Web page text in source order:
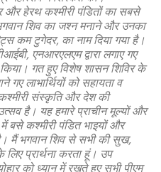
और हेरथ कश्मीरी पंडितों का सबसे
शिव का जश्न मनाने और उनका
कम टुगेदर, का नाम दिया गया है।
एनआरएलएम द्वारा लगाए गए
किया। गत हुए विशेष शासन शिविर के
गए लाभार्थियों को सहायता व
संस्कृति और देश की
है। यह हमारे प्राचीन मूल्यों और
बसे कश्मीरी पंडित भाइयों और
मैं भगवान शिव से सभी की सुख,
प्रार्थना करता हूं। उप
को ध्यान में रखते हुए सभी पीएम